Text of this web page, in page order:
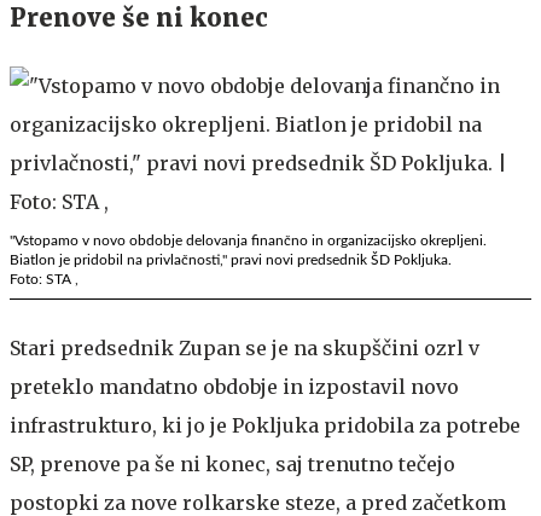
Prenove še ni konec
"Vstopamo v novo obdobje delovanja finančno in organizacijsko okrepljeni.
Biatlon je pridobil na privlačnosti," pravi novi predsednik ŠD Pokljuka.
Foto: STA ,
Stari predsednik Zupan se je na skupščini ozrl v
preteklo mandatno obdobje in izpostavil novo
infrastrukturo, ki jo je Pokljuka pridobila za potrebe
SP, prenove pa še ni konec, saj trenutno tečejo
postopki za nove rolkarske steze, a pred začetkom